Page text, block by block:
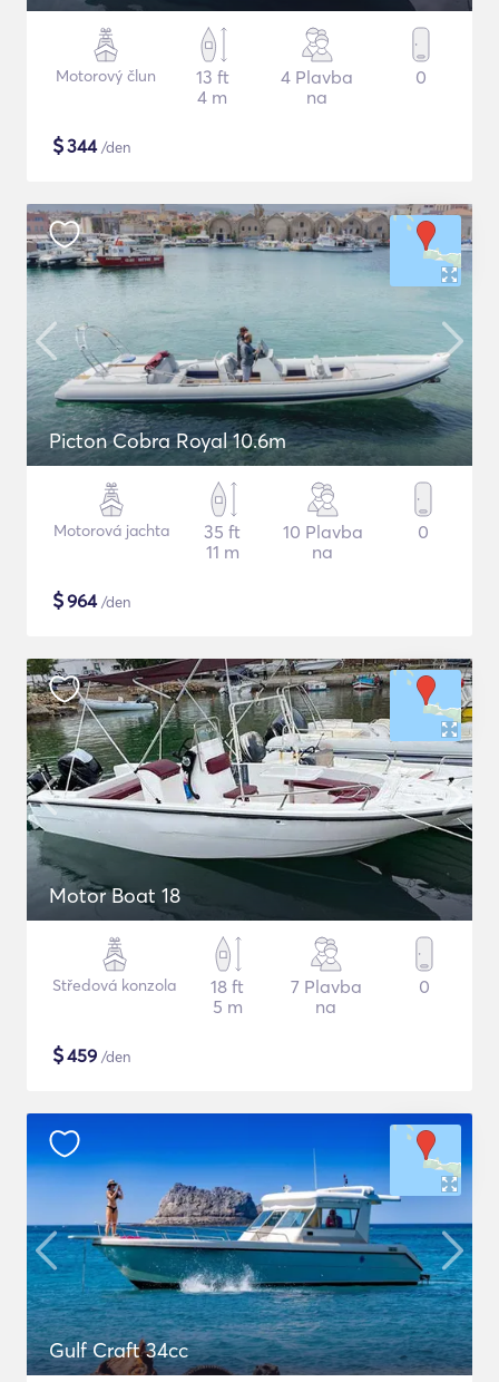
Motorový člun
13 ft
4 m
4 Plavba
na
0
$344/den
Picton Cobra Royal 10.6m
Motorová jachta
35 ft
11 m
10 Plavba
na
0
$964/den
Motor Boat 18
Středová konzola
18 ft
5 m
7 Plavba
na
0
$459 /den
Gulf Craft 34cc